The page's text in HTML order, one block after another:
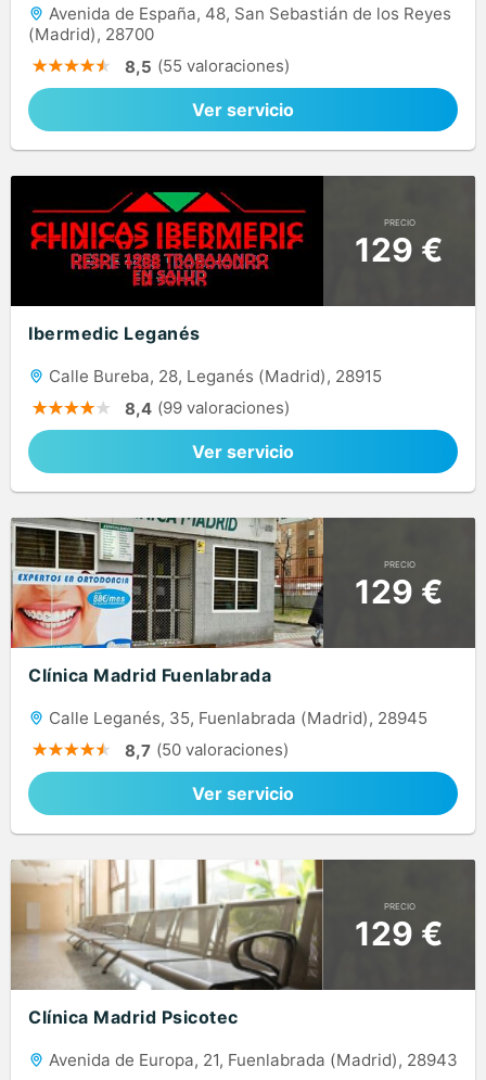
Avenida de España, 48, San Sebastián de los Reyes
(Madrid), 28700
8,5 (55 valoraciones)
Ver servicio
PRECIO
129 €
Ibermedic Leganés
Calle Bureba, 28, Leganés (Madrid), 28915
8,4 (99 valoraciones)
Ver servicio
PRECIO
129 €
Clínica Madrid Fuenlabrada
Calle Leganés, 35, Fuenlabrada (Madrid), 28945
8,7 (50 valoraciones)
Ver servicio
PRECIO
129 €
Clínica Madrid Psicotec
Avenida de Europa, 21, Fuenlabrada (Madrid), 28943